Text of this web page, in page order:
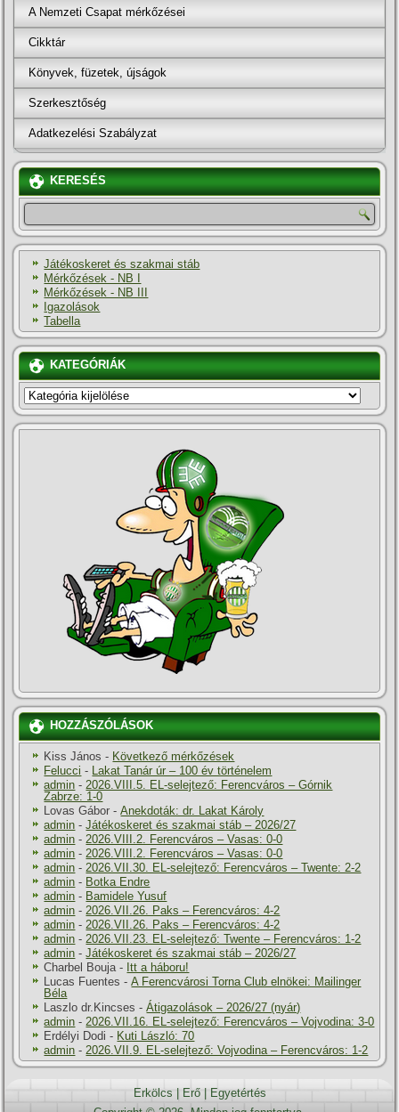
A Nemzeti Csapat mérkőzései
Cikktár
Könyvek, füzetek, újságok
Szerkesztőség
Adatkezelési Szabályzat
KERESÉS
Játékoskeret és szakmai stáb
Mérkőzések - NB I
Mérkőzések - NB III
Igazolások
Tabella
KATEGÓRIÁK
KATEGÓRIÁK
HOZZÁSZÓLÁSOK
Kiss János - Következő mérkőzések
Felucci - Lakat Tanár úr – 100 év történelem
admin -2026.VIII.5. EL-selejtező: Ferencváros – Górnik
Zabrze: 1-0
Lovas Gábor -Anekdoták: dr. Lakat Károly
admin -Játékoskeret és szakmai stáb – 2026/27
admin -2026.VIII.2. Ferencváros – Vasas: 0-0
admin -2026.VIII.2. Ferencváros – Vasas: 0-0
admin -2026.VII.30. EL-selejtező: Ferencváros – Twente: 2-2
admin - Botka Endre
admin - Bamidele Yusuf
admin -2026.VII.26. Paks – Ferencváros: 4-2
admin -2026.VII.26. Paks – Ferencváros: 4-2
admin -2026.VII.23. EL-selejtező: Twente – Ferencváros: 1-2
admin -Játékoskeret és szakmai stáb – 2026/27
Charbel Bouja- Itt a háboru!
Lucas Fuentes -A Ferencvárosi Torna Club elnökei: Mailinger
Béla
Laszlo dr.Kincses -Átigazolások – 2026/27 (nyár)
admin -2026.VII.16. EL-selejtező: Ferencváros – Vojvodina: 3-0
Erdélyi Dodi - Kuti László: 70
admin -2026.VII.9. EL-selejtező: Vojvodina – Ferencváros: 1-2
Erkölcs Erő|
Egyetértés